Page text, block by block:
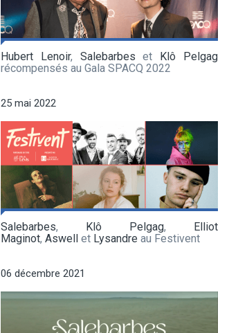
Hubert Lenoir, Salebarbes et Klô Pelgag
récompensés au Gala SPACQ 2022
25 mai 2022
Salebarbes, Klô Pelgag, Elliot
Maginot, Aswell et Lysandre au Festivent
06 décembre 2021